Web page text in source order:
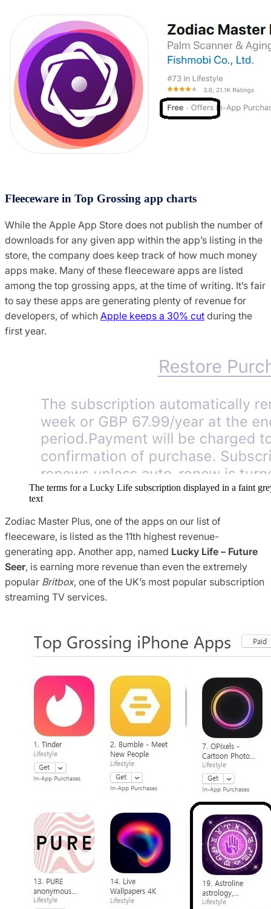
Fleeceware in Top Grossing app charts
While the Apple App Store does not publish the number of
downloads for any given app within the app’s listing in the
store, the company does keep track of how much money
apps make. Many of these fleeceware apps are listed
among the top grossing apps, at the time of writing. It’s fair
to say these apps are generating plenty of revenue for
developers, of which Apple keeps a 30% cut during the
first year.
The terms for a Lucky Life subscription displayed in a faint
text
Zodiac Master Plus, one of the apps on our list of
fleeceware, is listed as the 11th highest revenue-
generating app. Another app, named Lucky Life – Future
Seer, is earning more revenue than even the extremely
popular Britbox, one of the UK’s most popular subscription
streaming TV services.